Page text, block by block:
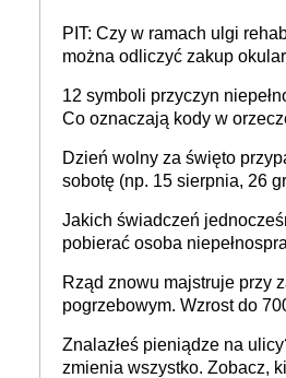
PIT: Czy w ramach ulgi
można odliczyć zakup
12 symboli przyczyn
Co oznaczają kody w
Dzień wolny za święto
sobotę (np. 15 sierpnia, 26
pracodawcy (sektor
publiczna), najczęstsze
Jakich świadczeń
pobierać osoba
Rząd znowu majstruje przy
pogrzebowym. Wzrost do
Znalazłeś pieniądze na
zmienia wszystko. Zobacz,